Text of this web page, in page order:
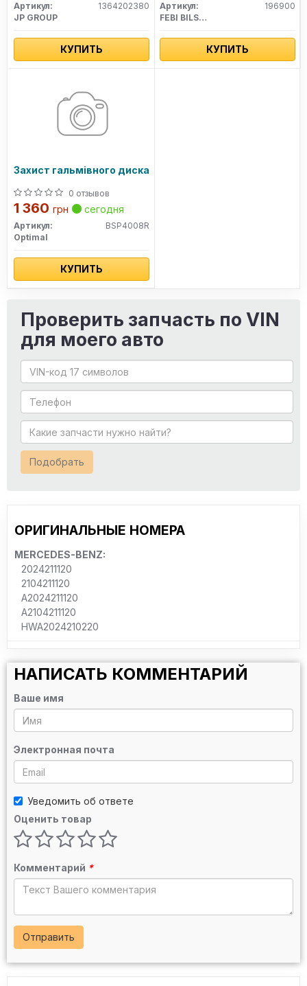
Артикул:
1364202380
JP GROUP
КУПИТЬ
Артикул:
196900
FEBI BILSTEIN
КУПИТЬ
Захист гальмівного диска
0 отзывов
1 360 грн сегодня
Артикул:
BSP4008R
Optimal
КУПИТЬ
Проверить запчасть по VIN
для моего авто
Подобрать
ОРИГИНАЛЬНЫЕ НОМЕРА
MERCEDES-BENZ:
2024211120
2104211120
A2024211120
A2104211120
HWA2024210220
НАПИСАТЬ КОММЕНТАРИЙ
Ваше имя
Электронная почта
Уведомить об ответе
Оценить товар
Комментарий *
Отправить